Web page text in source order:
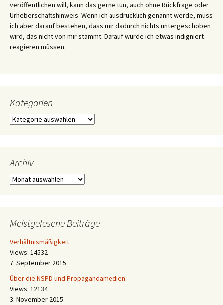
veröffentlichen will, kann das gerne tun, auch ohne Rückfrage oder
Urheberschaftshinweis. Wenn ich ausdrücklich genannt werde, muss
ich aber darauf bestehen, dass mir dadurch nichts untergeschoben
wird, das nicht von mir stammt. Darauf würde ich etwas indigniert
reagieren müssen.
Kategorien
Kategorien
Archiv
Archiv
Meistgelesene Beiträge
Verhältnismäßigkeit
Views: 14532
7. September 2015
Über die NSPD und Propagandamedien
Views: 12134
3. November 2015